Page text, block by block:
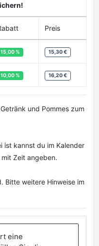
Preis
15,00 % 15,30 €
10,00 % 16,20 €
und Pommes zum
ist kannst du im Kalender
Zeit angeben.
Bitte weitere Hinweise im
eine